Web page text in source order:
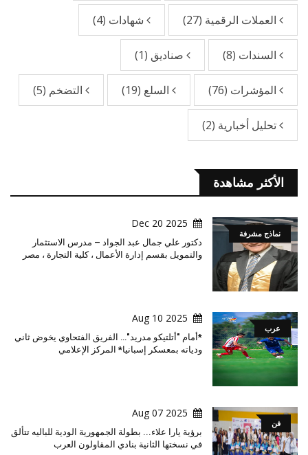
العملات الرقمية (27) شهادات (4)
السندات (8) صناديق (1)
المؤشرات (76) السلع (19) التضخم (5)
تحليل أخبارية (2)
الأكثر مشاهدة
نماذج مشرفة
2025 Dec 20
دكتور علي جمال عبد الجواد – مدرس الاستثمار
والتمويل بقسم إدارة الأعمال ، كلية التجارة ، مصر
عرب
2025 Aug 10
*أمام "أتلتيكو مدريد"… الفريق الفتحاوي يخوض ثاني
ودياته بمعسكر إسبانيا* المركز الإعلامي
فن
2025 Aug 07
برؤية يارا علاء... بطولة الجمهورية الودية للباليه تتألق
في نسختها الثانية بنادي المقاولون العرب